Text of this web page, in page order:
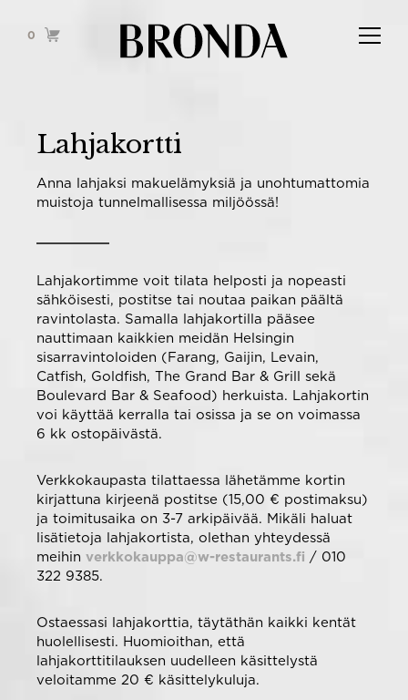
0
Lahjakortti
Anna lahjaksi makuelämyksiä ja unohtumattomia
muistoja tunnelmallisessa miljöössä!
Lahjakortimme voit tilata helposti ja nopeasti
sähköisesti, postitse tai noutaa paikan päältä
ravintolasta. Samalla lahjakortilla pääsee
nauttimaan kaikkien meidän Helsingin
sisarravintoloiden (Farang, Gaijin, Levain,
Catfish, Goldfish, The Grand Bar & Grill sekä
Boulevard Bar & Seafood) herkuista. Lahjakortin
voi käyttää kerralla tai osissa ja se on voimassa
6 kk ostopäivästä.
Verkkokaupasta tilattaessa lähetämme kortin
kirjattuna kirjeenä postitse (15,00 € postimaksu)
ja toimitusaika on 3-7 arkipäivää. Mikäli haluat
lisätietoja lahjakortista, olethan yhteydessä
meihin verkkokauppa@w-restaurants.fi / 010
322 9385.
Ostaessasi lahjakorttia, täytäthän kaikki kentät
huolellisesti. Huomioithan, että
lahjakorttitilauksen uudelleen käsittelystä
veloitamme 20 € käsittelykuluja.